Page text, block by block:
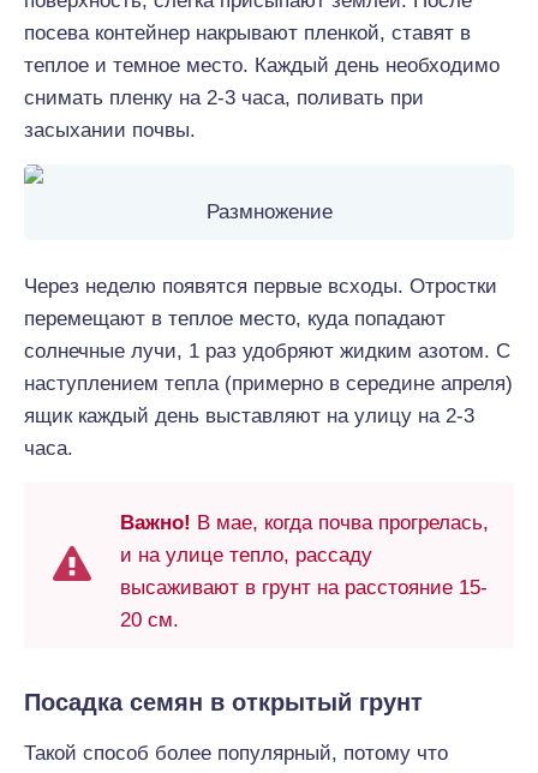
посева контейнер накрывают пленкой, ставят в
теплое и темное место. Каждый день необходимо
снимать пленку на 2-3 часа, поливать при
засыхании почвы.
Размножение
Через неделю появятся первые всходы. Отростки
перемещают в теплое место, куда попадают
солнечные лучи, 1 раз удобряют жидким азотом. С
наступлением тепла (примерно в середине апреля)
ящик каждый день выставляют на улицу на 2-3
часа.
Важно! В мае, когда почва прогрелась,
и на улице тепло, рассаду
высаживают в грунт на расстояние 15-
20 см.
Посадка семян в открытый грунт
Такой способ более популярный, потому что